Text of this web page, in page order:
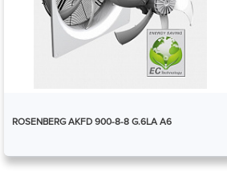
ROSENBERG AKFD 900-8-8 G.6LA A6